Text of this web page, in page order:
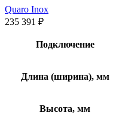
Quaro Inox
235 391 ₽
Подключение
Длина (ширина), мм
Высота, мм